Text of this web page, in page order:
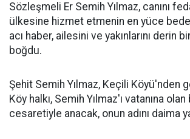
Sözleşmeli Er Semih Yılmaz, canını
ülkesine hizmet etmenin en yüce
acı haber, ailesini ve yakınlarını derin
boğdu.
Şehit Semih Yılmaz, Keçili Köyü'nden
Köy halkı, Semih Yılmaz'ı vatanına olan
cesaretiyle anacak, onun adını daima